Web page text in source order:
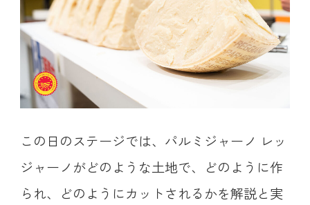
この日のステージでは、パルミジャーノ レッ
ジャーノがどのような土地で、どのように作
られ、どのようにカットされるかを解説と実